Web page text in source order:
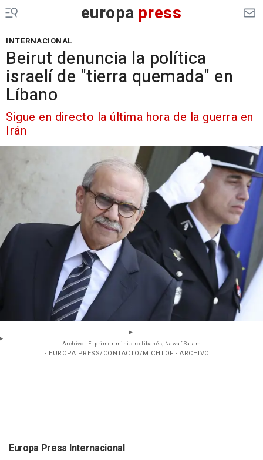
europa press
INTERNACIONAL
Beirut denuncia la política
israelí de "tierra quemada" en
Líbano
Sigue en directo la última hora de la guerra en
Irán
Archivo - El primer ministro libanés, Nawaf Salam
- EUROPA PRESS/CONTACTO/MICHTOF - ARCHIVO
Europa Press Internacional